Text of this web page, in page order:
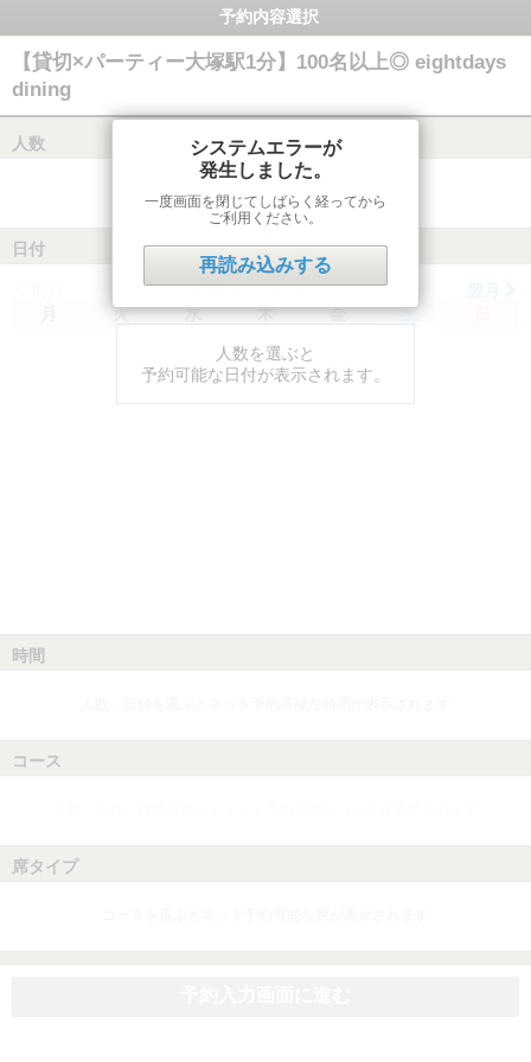
予約内容選択
【貸切×パーティー大塚駅1分】100名以上◎ eightdays
dining
人数
日付
火 水 木 金 土
人数を選ぶと
予約可能な日付が表示されます。
時間
コース
席タイプ
システムエラーが
発生しました。
一度画面を閉じてしばらく経ってから
ご利用ください。
再読み込みする